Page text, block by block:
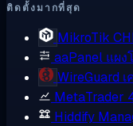
ติดตั้งมากที่สุด
MikroTik
aaPanel แผง
WireGuard
MetaTrader
Hiddify